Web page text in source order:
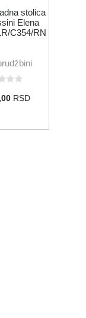
stolica
Elena
C354/RN
RSD